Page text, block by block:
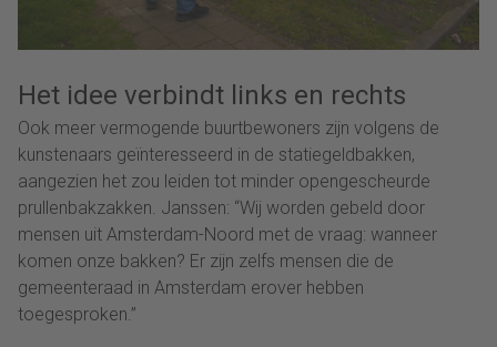
Het idee verbindt links en rechts
Ook meer vermogende buurtbewoners zijn volgens de
kunstenaars geïnteresseerd in de statiegeldbakken,
aangezien het zou leiden tot minder opengescheurde
prullenbakzakken. Janssen: “Wij worden gebeld door
mensen uit Amsterdam-Noord met de vraag: wanneer
komen onze bakken? Er zijn zelfs mensen die de
gemeenteraad in Amsterdam erover hebben
toegesproken.”